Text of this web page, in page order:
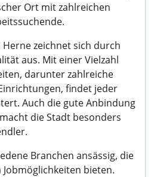
Ort mit zahlreichen
Herne zeichnet sich durch
aus. Mit einer Vielzahl
darunter zahlreiche
findet jeder
Auch die gute Anbindung
die Stadt besonders
Branchen ansässig, die
bieten.